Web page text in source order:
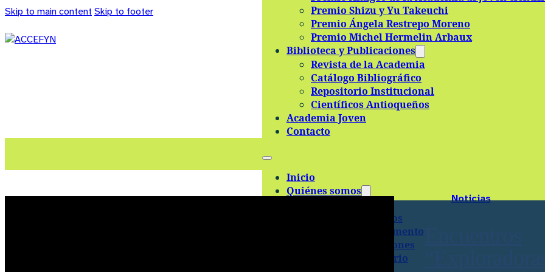
Skip to main content Skip to footer
Premio Shizu y Yu Takeuchi
Premio Ángela Restrepo Moreno
Premio Michel Hermelin Arbaux
Biblioteca y Publicaciones
Revista de la Academia
Catálogo Bibliográfico
Repositorio Institucional
Científicos Antioqueños
Academia Joven
Contacto
Inicio
Quiénes somos
Misión y Objetivos
Estatutos y reglamento
Grupos y Comisiones
Régimen Tributario
Noticias